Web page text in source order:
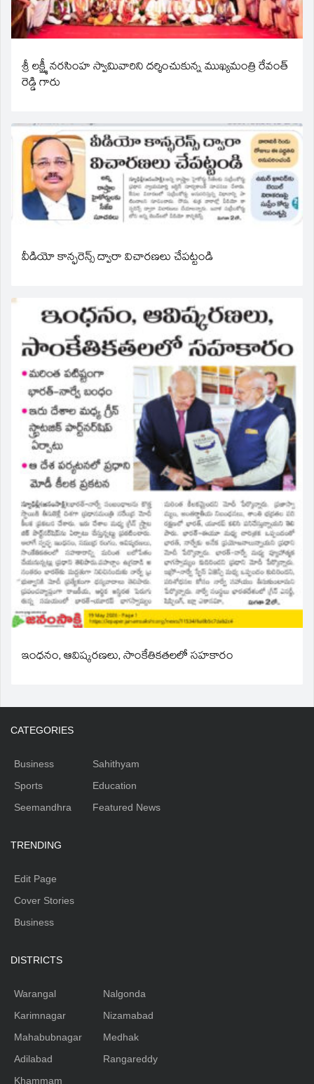
శ్రీ లక్ష్మీ నరసింహ స్వామివారిని దర్శించుకున్న ముఖ్యమంత్రి రేవంత్
రెడ్డి గారు
వీడియో కాన్ఫరెన్స్ ద్వారా విచారణలు చేపట్టండి
ఇంధనం, ఆవిష్కరణలు, సాంకేతికతలలో సహకారం
CATEGORIES
Business
Sports
Seemandhra
Sahithyam
Education
Featured News
TRENDING
Edit Page
Cover Stories
Business
DISTRICTS
Warangal
Karimnagar
Mahabubnagar
Adilabad
Khammam
Nalgonda
Nizamabad
Medhak
Rangareddy